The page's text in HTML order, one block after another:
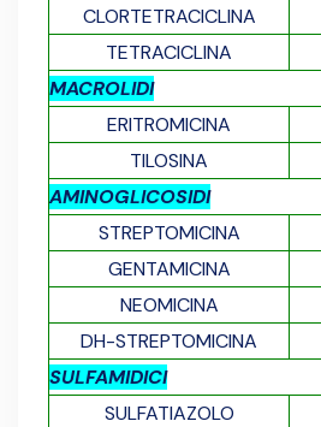
CLORTETRACICLINA
TETRACICLINA
MACROLIDI
ERITROMICINA
TILOSINA
AMINOGLICOSIDI
STREPTOMICINA
GENTAMICINA
NEOMICINA
DH-STREPTOMICINA
SULFAMIDICI
SULFATIAZOLO